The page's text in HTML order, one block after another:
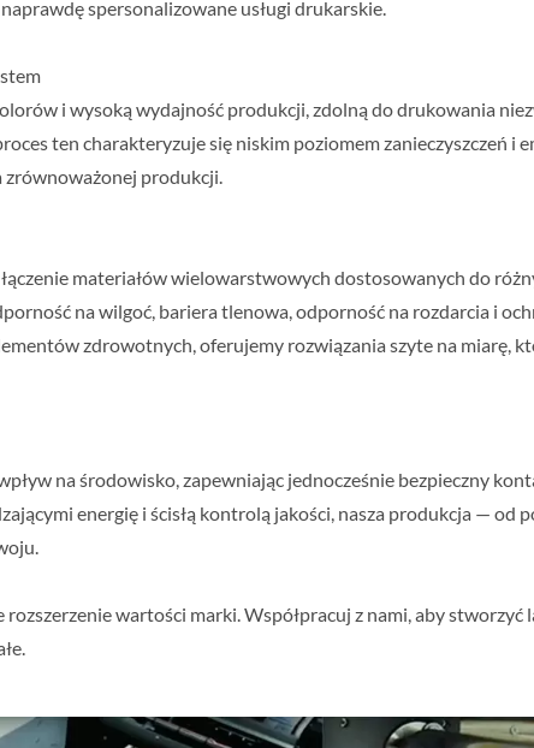
spersonalizowane usługi drukarskie.
i wysoką wydajność produkcji, zdolną do drukowania
ten charakteryzuje się niskim poziomem zanieczyszczeń i
produkcji.
materiałów wielowarstwowych dostosowanych do
na wilgoć, bariera tlenowa, odporność na rozdarcia i
zdrowotnych, oferujemy rozwiązania szyte na miarę,
na środowisko, zapewniając jednocześnie bezpieczny
energię i ścisłą kontrolą jakości, nasza produkcja — od
wartości marki. Współpracuj z nami, aby stworzyć